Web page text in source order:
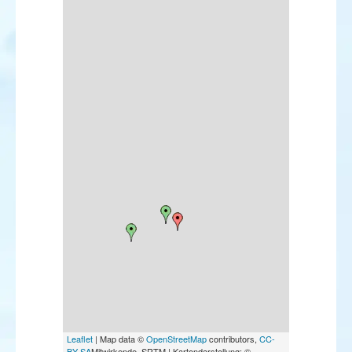
Leaflet | Map data ©OpenStreetMapcontributors, CC-